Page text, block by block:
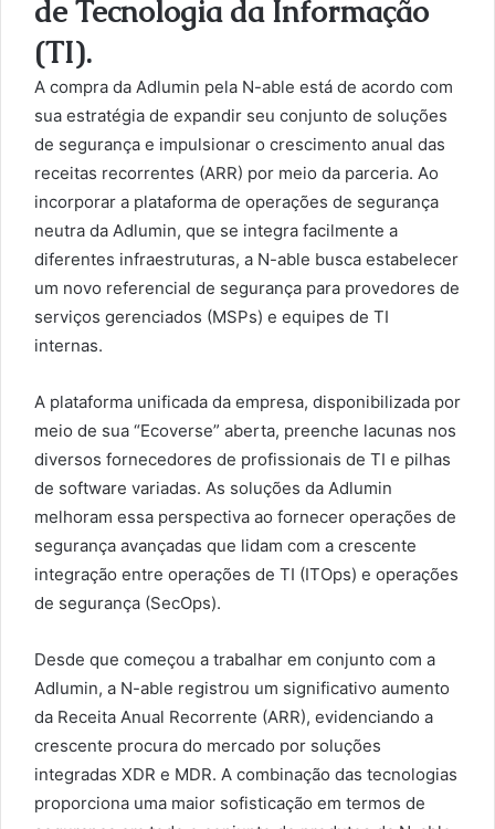
de Tecnologia da Informação
(TI).
A compra da Adlumin pela N-able está de acordo com
sua estratégia de expandir seu conjunto de soluções
de segurança e impulsionar o crescimento anual das
receitas recorrentes (ARR) por meio da parceria. Ao
incorporar a plataforma de operações de segurança
neutra da Adlumin, que se integra facilmente a
diferentes infraestruturas, a N-able busca estabelecer
um novo referencial de segurança para provedores de
serviços gerenciados (MSPs) e equipes de TI
internas.
A plataforma unificada da empresa, disponibilizada por
meio de sua “Ecoverse” aberta, preenche lacunas nos
diversos fornecedores de profissionais de TI e pilhas
de software variadas. As soluções da Adlumin
melhoram essa perspectiva ao fornecer operações de
segurança avançadas que lidam com a crescente
integração entre operações de TI (ITOps) e operações
de segurança (SecOps).
Desde que começou a trabalhar em conjunto com a
Adlumin, a N-able registrou um significativo aumento
da Receita Anual Recorrente (ARR), evidenciando a
crescente procura do mercado por soluções
integradas XDR e MDR. A combinação das tecnologias
proporciona uma maior sofisticação em termos de